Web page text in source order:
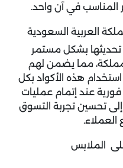
المناسب في آن واحد.
العربية السعودية
تحديثها بشكل مستمر
مما يضمن لهم
هذه الأكواد بكل
عند إتمام عمليات
تحسين تجربة التسوق
العملاء.
رؤية حتى 60% على الملابس